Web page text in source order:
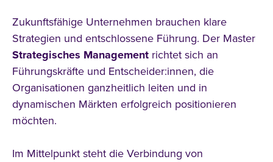
Zukunftsfähige Unternehmen brauchen klare
Strategien und entschlossene Führung. Der Master
Strategisches Management richtet sich an
Führungskräfte und Entscheider:innen, die
Organisationen ganzheitlich leiten und in
dynamischen Märkten erfolgreich positionieren
möchten.
Im Mittelpunkt steht die Verbindung von